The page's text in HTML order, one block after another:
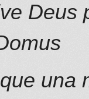
Deus
una